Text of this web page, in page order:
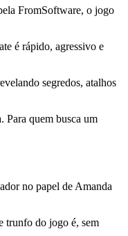
FromSoftware, o jogo
é rápido, agressivo e
segredos, atalhos
Para quem busca um
no papel de Amanda
trunfo do jogo é, sem